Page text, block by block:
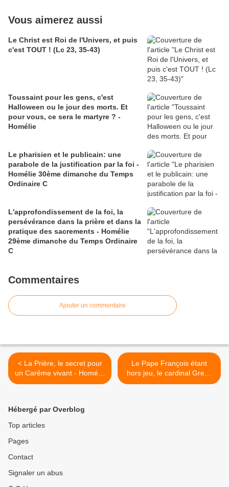
Vous aimerez aussi
Le Christ est Roi de l'Univers, et puis
c'est TOUT ! (Lc 23, 35-43)
Toussaint pour les gens, c'est
Halloween ou le jour des morts. Et
pour vous, ce sera le martyre ? -
Homélie
Le pharisien et le publicain: une
parabole de la justification par la foi -
Homélie 30ème dimanche du Temps
Ordinaire C
L'approfondissement de la foi, la
persévérance dans la prière et dans la
pratique des sacrements - Homélie
29ème dimanche du Temps Ordinaire
C
Commentaires
Ajouter un commentaire
< La Prière, le secret pour
un Carême vivant - Homélie
2ème dimanche du Carême
Le Pape François étant
hors jeu, le cardinal Grech
appelle à une
Hébergé par Overblog
Top articles
Pages
Contact
Signaler un abus